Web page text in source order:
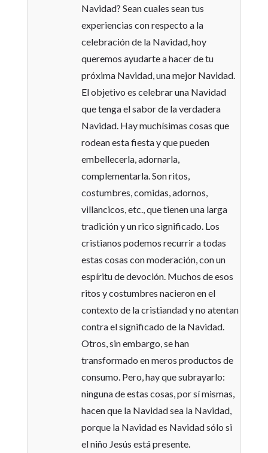
Navidad? Sean cuales sean tus
experiencias con respecto a la
celebración de la Navidad, hoy
queremos ayudarte a hacer de tu
próxima Navidad, una mejor Navidad.
El objetivo es celebrar una Navidad
que tenga el sabor de la verdadera
Navidad. Hay muchísimas cosas que
rodean esta fiesta y que pueden
embellecerla, adornarla,
complementarla. Son ritos,
costumbres, comidas, adornos,
villancicos, etc., que tienen una larga
tradición y un rico significado. Los
cristianos podemos recurrir a todas
estas cosas con moderación, con un
espíritu de devoción. Muchos de esos
ritos y costumbres nacieron en el
contexto de la cristiandad y no atentan
contra el significado de la Navidad.
Otros, sin embargo, se han
transformado en meros productos de
consumo. Pero, hay que subrayarlo:
ninguna de estas cosas, por sí mismas,
hacen que la Navidad sea la Navidad,
porque la Navidad es Navidad sólo si
el niño Jesús está presente.